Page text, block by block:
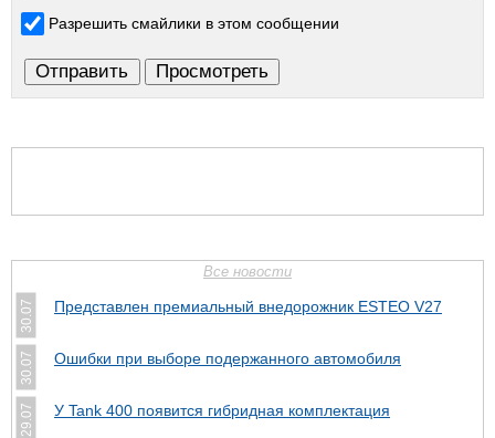
Разрешить смайлики в этом сообщении
Все новости
30.07 Представлен премиальный внедорожник ESTEO V27
30.07 Ошибки при выборе подержанного автомобиля
29.07 У Tank 400 появится гибридная комплектация